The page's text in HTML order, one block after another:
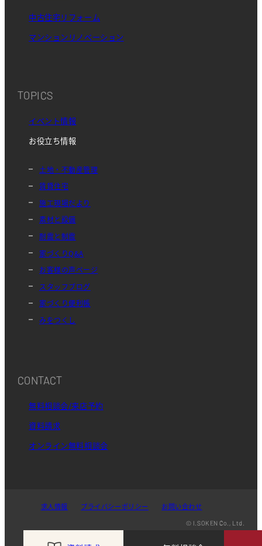
中古住宅リフォーム
マンションリノベーション
TOPICS
イベント情報
お役立ち情報
土地・不動産管理
賃貸住宅
施工現場だより
素材と設備
耐震と制震
家づくりQ&A
お客様の声ページ
スタッフブログ
家づくり便利帳
みをつくし
CONTACT
無料相談会/来店予約
資料請求
オンライン無料相談会
求人情報 プライバシーポリシー お問い合わせ
© I.SOKEN Co., Ltd.